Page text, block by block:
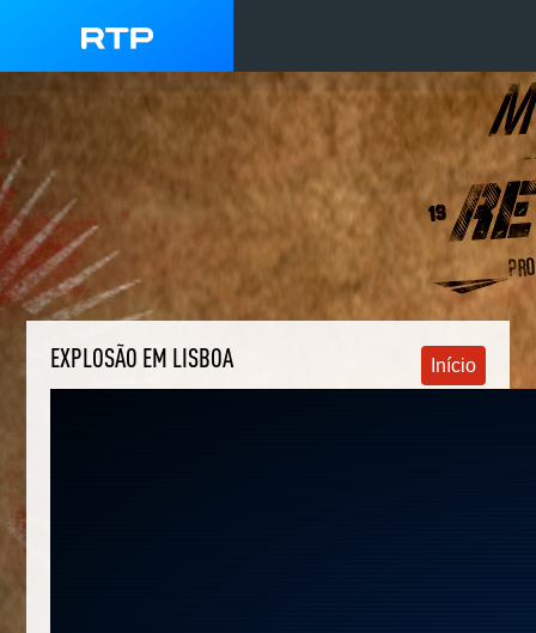
EXPLOSÃO EM LISBOA Início